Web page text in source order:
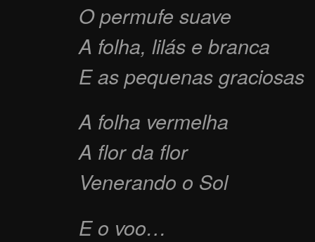
O permufe suave
A folha, lilás e branca
E as pequenas graciosas
A folha vermelha
A flor da flor
Venerando o Sol
E o voo…